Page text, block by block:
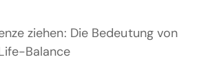
ziehen: Die Bedeutung von
Balance